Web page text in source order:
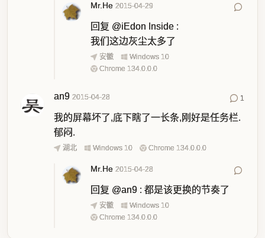
Mr.He 2015-04-29
回复 @iEdon Inside :
我们这边灰尘太多了
安徽
Windows 10
Chrome 134.0.0.0
an9 2015-04-28 1
我的屏幕坏了,底下瞎了一长条,刚好是任务栏.
郁闷.
湖北 Windows 10 Chrome 134.0.0.0
Mr.He 2015-04-28
回复 @an9 : 都是该更换的节奏了
安徽
Windows 10
Chrome 134.0.0.0